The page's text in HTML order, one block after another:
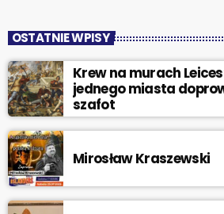
OSTATNIE WPISY
Krew na murach
jednego miasta
szafot
Mirosław Kraszewski